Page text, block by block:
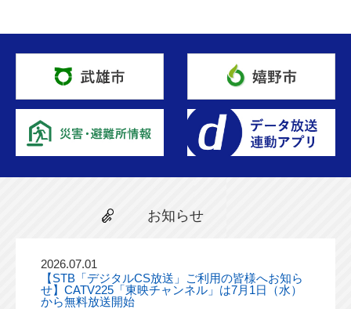
お知らせ
2026.07.01
【STB「デジタルCS放送」ご利用の皆様へお知ら
せ】CATV225「東映チャンネル」は7月1日（水）
から無料放送開始